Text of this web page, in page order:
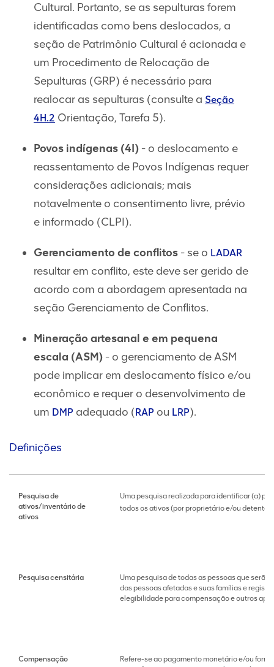
Cultural. Portanto, se as sepulturas forem
identificadas como bens deslocados, a
seção de Patrimônio Cultural é acionada e
um Procedimento de Relocação de
Sepulturas (GRP) é necessário para
realocar as sepulturas (consulte a Seção
4H.2 Orientação, Tarefa 5).
Povos indígenas (4I) - o deslocamento e
reassentamento de Povos Indígenas requer
considerações adicionais; mais
notavelmente o consentimento livre, prévio
e informado (CLPI).
Gerenciamento de conflitos - se o LADAR
resultar em conflito, este deve ser gerido de
acordo com a abordagem apresentada na
seção Gerenciamento de Conflitos.
Mineração artesanal e em pequena
escala (ASM) - o gerenciamento de ASM
pode implicar em deslocamento físico e/ou
econômico e requer o desenvolvimento de
um DMP adequado ( RAP ou LRP).
Definições
Pesquisa de
ativos/inventário de
ativos
Uma pesquisa realizada para identificar (a)
todos os ativos (por proprietário e/ou
Pesquisa censitária
Uma pesquisa de todas as pessoas que
das pessoas afetadas e suas famílias e
elegibilidade para compensação e outros
Compensação
Refere-se ao pagamento monetário e/ou